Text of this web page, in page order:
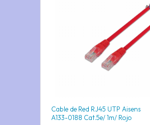
Cable de Red RJ45 UTP Aisens
A133-0188 Cat.5e/ 1m/ Rojo